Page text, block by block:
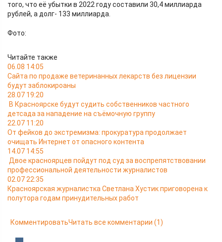
того, что её убытки в 2022 году составили 30,4 миллиарда
рублей, а долг- 133 миллиарда.
Фото:
Читайте также
06.08 14:05
Сайта по продаже ветеринанных лекарств без лицензии
будут заблокироаны
28.07 19:20
В Красноярске будут судить собственников частного
детсада за нападение на съёмочную группу
22.07 11:20
От фейков до экстремизма: прокуратура продолжает
очищать Интернет от опасного контента
14.07 14:55
Двое красноярцев пойдут под суд за воспрепятствовании
профессиональной деятельности журналистов
02.07 22:35
Красноярская журналистка Светлана Хустик приговорена к
полутора годам принудительных работ
КомментироватьЧитать все комментарии (1)